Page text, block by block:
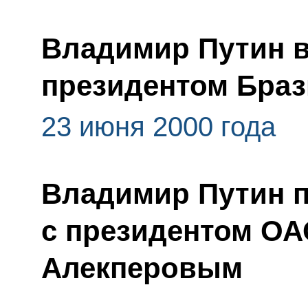
Владимир Путин
президентом
23 июня 2000 года
Владимир Путин
с президентом
Алекперовым